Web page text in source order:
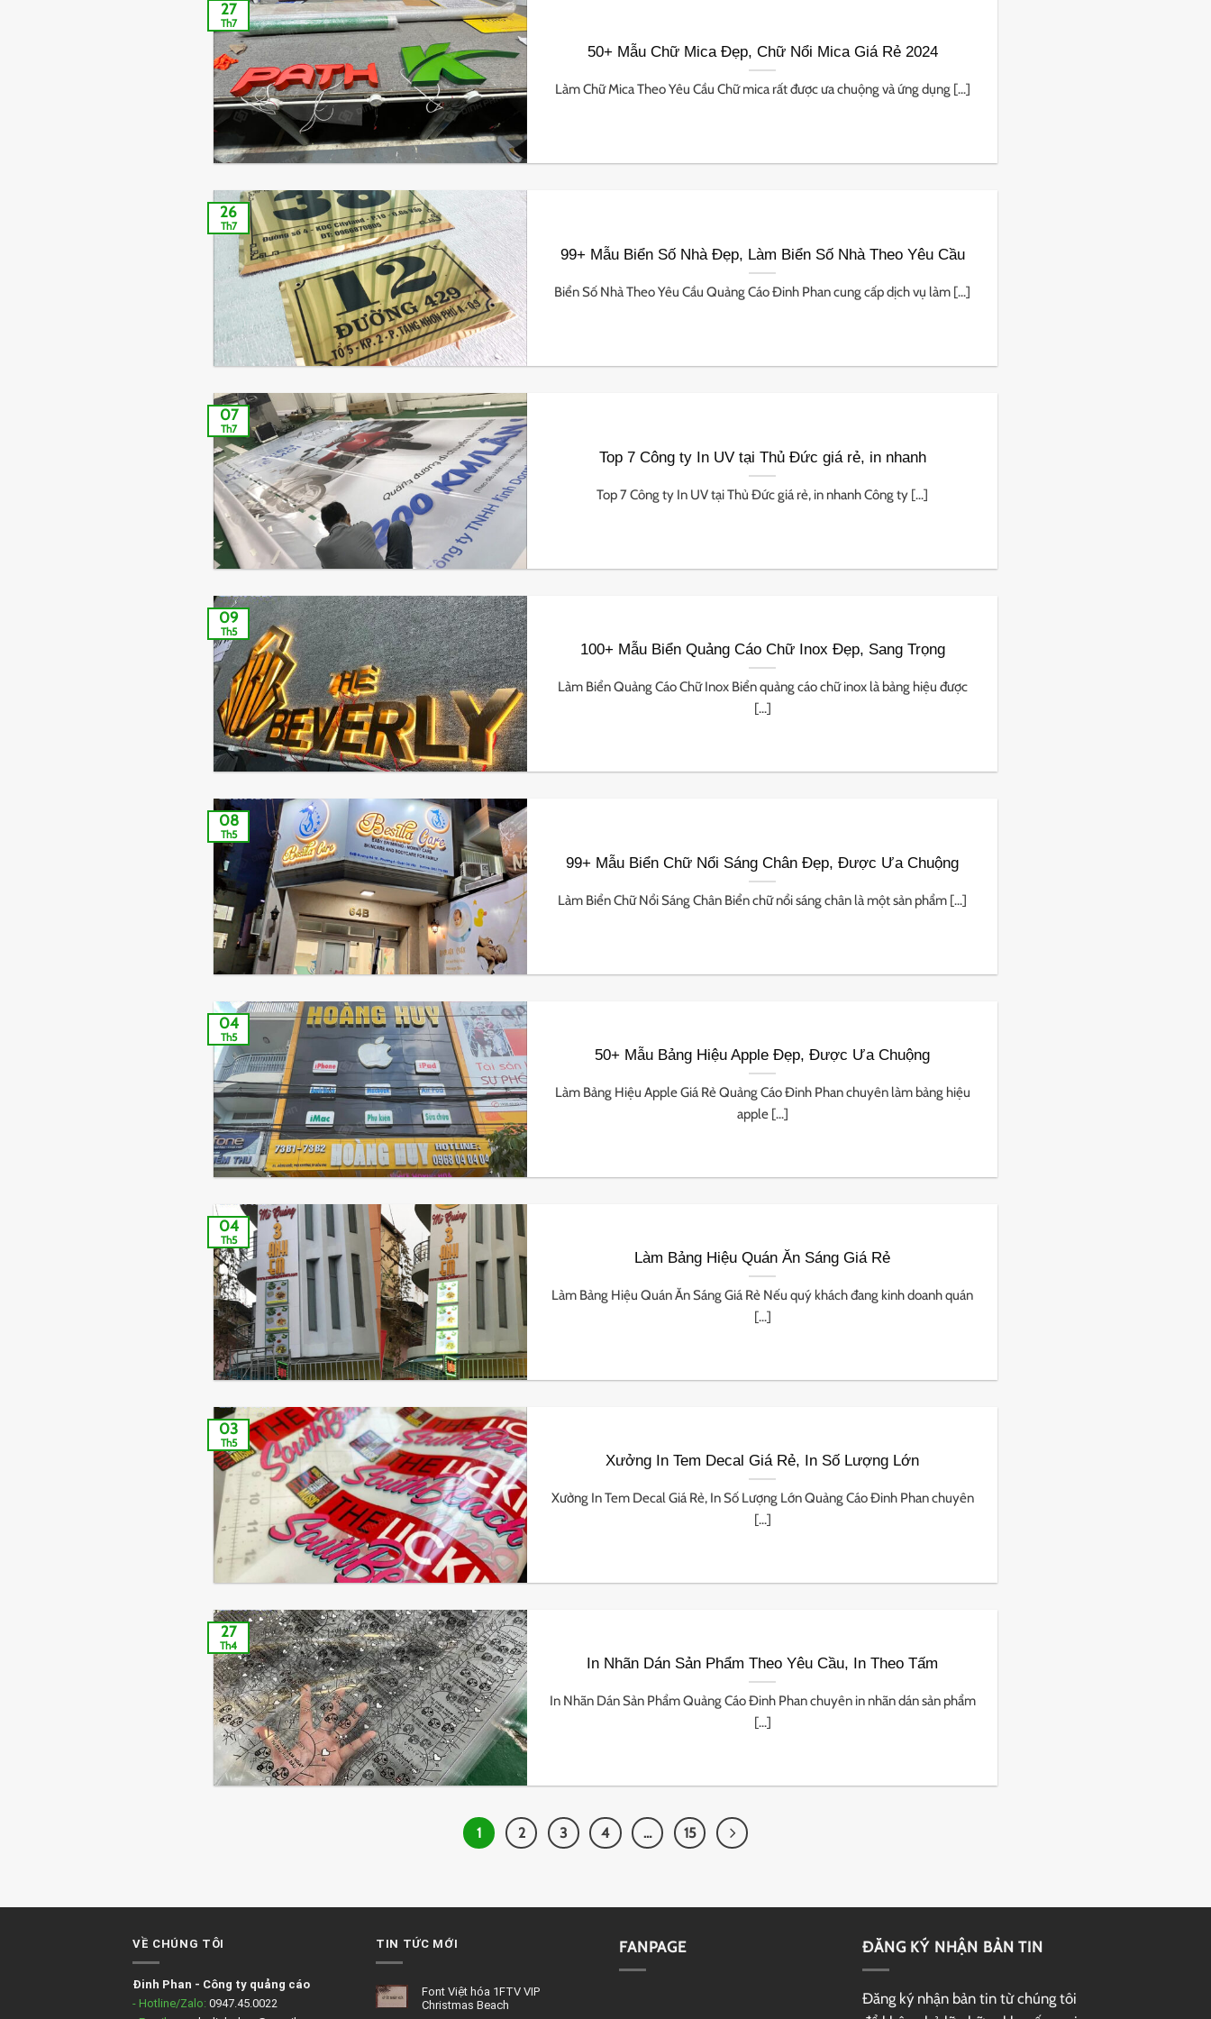
50+ Mẫu Chữ Mica Đẹp, Chữ Nổi Mica Giá Rẻ 2024
Làm Chữ Mica Theo Yêu Cầu Chữ mica rất được ưa chuộng và ứng dụng [...]
27
Th7
99+ Mẫu Biển Số Nhà Đẹp, Làm Biển Số Nhà Theo Yêu Cầu
Biển Số Nhà Theo Yêu Cầu Quảng Cáo Đinh Phan cung cấp dịch vụ làm [...]
26
Th7
Top 7 Công ty In UV tại Thủ Đức giá rẻ, in nhanh
Top 7 Công ty In UV tại Thủ Đức giá rẻ, in nhanh Công ty [...]
07
Th7
100+ Mẫu Biển Quảng Cáo Chữ Inox Đẹp, Sang Trọng
Làm Biển Quảng Cáo Chữ Inox Biển quảng cáo chữ inox là bảng hiệu được
[...]
09
Th5
99+ Mẫu Biển Chữ Nổi Sáng Chân Đẹp, Được Ưa Chuộng
Làm Biển Chữ Nổi Sáng Chân Biển chữ nổi sáng chân là một sản phẩm [...]
08
Th5
50+ Mẫu Bảng Hiệu Apple Đẹp, Được Ưa Chuộng
Làm Bảng Hiệu Apple Giá Rẻ Quảng Cáo Đinh Phan chuyên làm bảng hiệu
apple [...]
04
Th5
Làm Bảng Hiệu Quán Ăn Sáng Giá Rẻ
Làm Bảng Hiệu Quán Ăn Sáng Giá Rẻ Nếu quý khách đang kinh doanh quán
[...]
04
Th5
Xưởng In Tem Decal Giá Rẻ, In Số Lượng Lớn
Xưởng In Tem Decal Giá Rẻ, In Số Lượng Lớn Quảng Cáo Đinh Phan chuyên
[...]
03
Th5
In Nhãn Dán Sản Phẩm Theo Yêu Cầu, In Theo Tấm
In Nhãn Dán Sản Phẩm Quảng Cáo Đinh Phan chuyên in nhãn dán sản phẩm
[...]
27
Th4
1 2 3 4 … 15
VỀ CHÚNG TÔI
Đinh Phan - Công ty quảng cáo
- Hotline/Zalo: 0947.45.0022
TIN TỨC MỚI
Font Việt hóa 1FTV VIP
Christmas Beach
FANPAGE ĐĂNG KÝ NHẬN BẢN TIN
Đăng ký nhận bản tin từ chúng tôi